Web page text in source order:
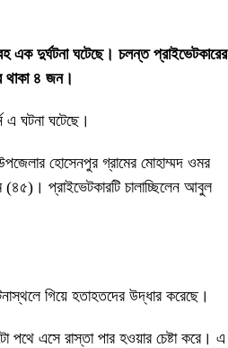
এক দুর্ঘটনা ঘটেছে। চলন্ত প্রাইভেটকারের
থাকা ৪ জন।
এ ঘটনা ঘটেছে।
হোসেনপুর গ্রামের মোহাম্মদ ওমর
প্রাইভেটকারটি চালাচ্ছিলেন আবুল
গিয়ে হতাহতদের উদ্ধার করেছে।
পথে এসে রাস্তা পার হওয়ার চেষ্টা করে। এ